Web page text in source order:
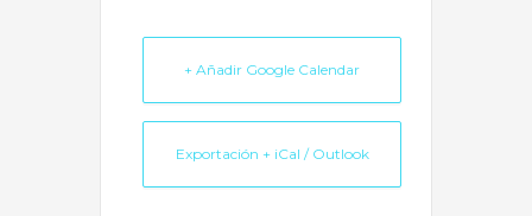
+ Añadir Google Calendar
Exportación + iCal / Outlook